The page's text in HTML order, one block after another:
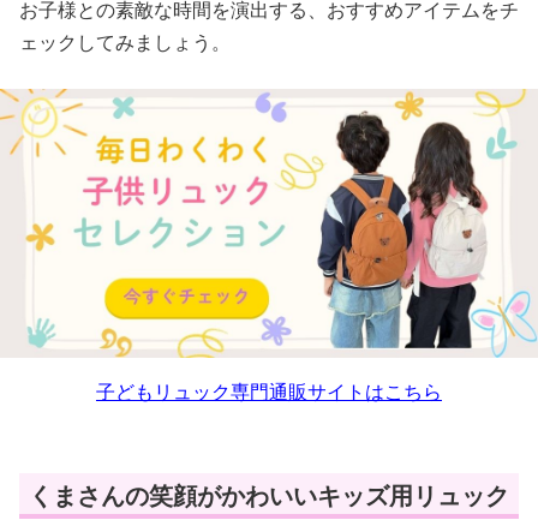
お子様との素敵な時間を演出する、おすすめアイテムをチ
ェックしてみましょう。
子どもリュック専門通販サイトはこちら
くまさんの笑顔がかわいいキッズ用リュック